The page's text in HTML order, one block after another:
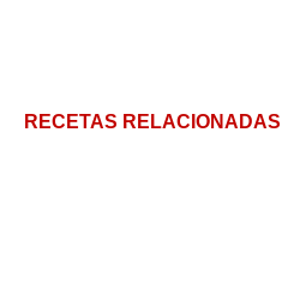
RECETAS RELACIONADAS